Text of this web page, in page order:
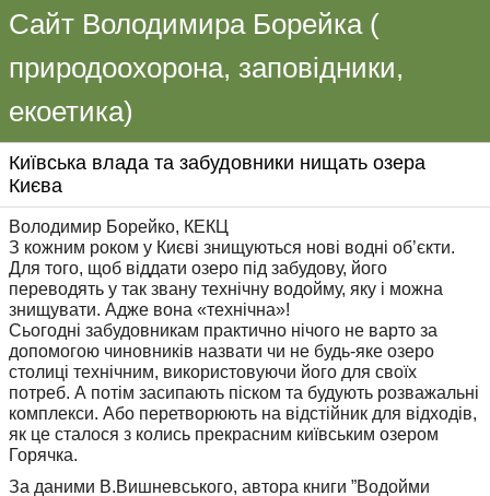
Сайт Володимира Борейка (
природоохорона, заповідники,
екоетика)
Київська влада та забудовники нищать озера
Києва
Володимир Борейко, КЕКЦ
З кожним роком у Києві знищуються нові водні об’єкти.
Для того, щоб віддати озеро під забудову, його
переводять у так звану технічну водойму, яку і можна
знищувати. Адже вона «технічна»!
Сьогодні забудовникам практично нічого не варто за
допомогою чиновників назвати чи не будь-яке озеро
столиці технічним, використовуючи його для своїх
потреб. А потім засипають піском та будують розважальні
комплекси. Або перетворюють на відстійник для відходів,
як це сталося з колись прекрасним київським озером
Горячка.
За даними В.Вишневського, автора книги ”Водойми